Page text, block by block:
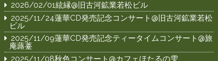
2026/02/01絃縁@旧古河鉱業若松ビル
2025/11/24蓮華CD発売記念コンサート@旧古河鉱業若松
ビル
2025/11/09蓮華CD発売記念ティータイムコンサート@旅
庵蕗薹
2025/11/08秋色コンサート@カフェほたるの雫